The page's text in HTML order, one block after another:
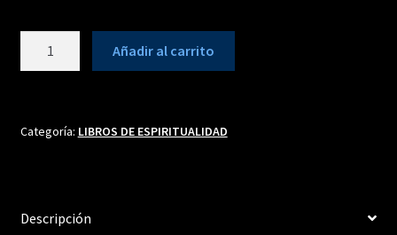
PERSONAL
Añadir al carrito
Categoría: LIBROS DE ESPIRITUALIDAD
Descripción